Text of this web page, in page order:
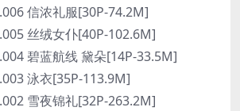
信浓礼服[30P-74.2M]
丝绒女仆[40P-102.6M]
碧蓝航线 黛朵[14P-33.5M]
泳衣[35P-113.9M]
雪夜锦礼[32P-263.2M]